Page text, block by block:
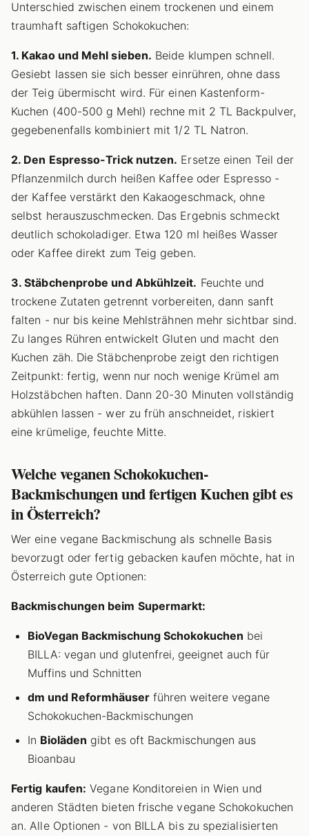
Unterschied zwischen einem trockenen und einem
traumhaft saftigen Schokokuchen:
1. Kakao und Mehl sieben. Beide klumpen schnell.
Gesiebt lassen sie sich besser einrühren, ohne dass
der Teig übermischt wird. Für einen Kastenform-
Kuchen (400-500 g Mehl) rechne mit 2 TL Backpulver,
gegebenenfalls kombiniert mit 1/2 TL Natron.
2. Den Espresso-Trick nutzen. Ersetze einen Teil der
Pflanzenmilch durch heißen Kaffee oder Espresso -
der Kaffee verstärkt den Kakaogeschmack, ohne
selbst herauszuschmecken. Das Ergebnis schmeckt
deutlich schokoladiger. Etwa 120 ml heißes Wasser
oder Kaffee direkt zum Teig geben.
3. Stäbchenprobe und Abkühlzeit. Feuchte und
trockene Zutaten getrennt vorbereiten, dann sanft
falten - nur bis keine Mehlsträhnen mehr sichtbar sind.
Zu langes Rühren entwickelt Gluten und macht den
Kuchen zäh. Die Stäbchenprobe zeigt den richtigen
Zeitpunkt: fertig, wenn nur noch wenige Krümel am
Holzstäbchen haften. Dann 20-30 Minuten vollständig
abkühlen lassen - wer zu früh anschneidet, riskiert
eine krümelige, feuchte Mitte.
Welche veganen Schokokuchen-
Backmischungen und fertigen Kuchen gibt es
in Österreich?
Wer eine vegane Backmischung als schnelle Basis
bevorzugt oder fertig gebacken kaufen möchte, hat in
Österreich gute Optionen:
Backmischungen beim Supermarkt:
BioVegan Backmischung Schokokuchen bei
BILLA: vegan und glutenfrei, geeignet auch für
Muffins und Schnitten
dm und Reformhäuser führen weitere vegane
Schokokuchen-Backmischungen
In Bioläden gibt es oft Backmischungen aus
Bioanbau
Fertig kaufen: Vegane Konditoreien in Wien und
anderen Städten bieten frische vegane Schokokuchen
an. Alle Optionen - von BILLA bis zu spezialisierten